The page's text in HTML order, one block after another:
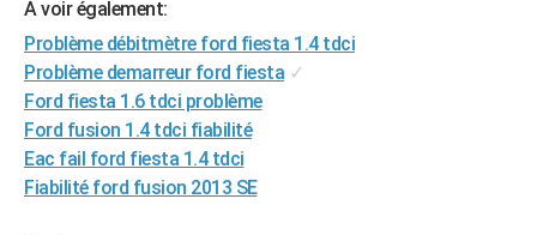
A voir également:
Problème débitmètre ford fiesta 1.4 tdci
Problème demarreur ford fiesta ✓
Ford fiesta 1.6 tdci problème
Ford fusion 1.4 tdci fiabilité
Eac fail ford fiesta 1.4 tdci
Fiabilité ford fusion 2013 SE